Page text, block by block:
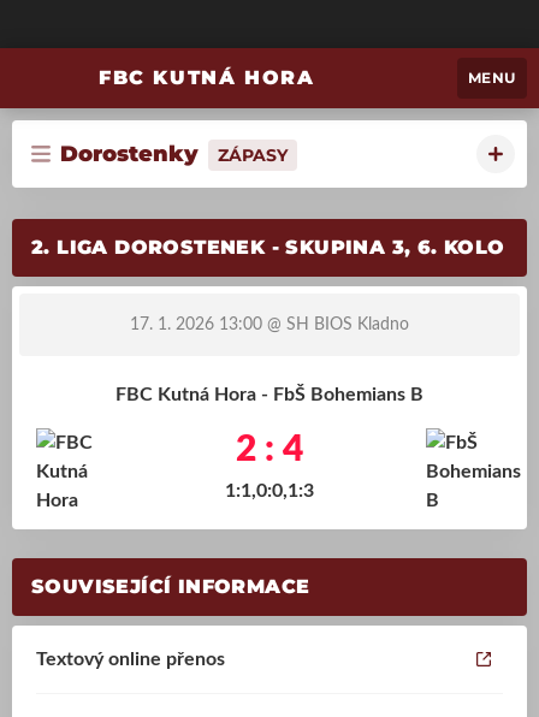
FBC KUTNÁ HORA MENU
Dorostenky ZÁPASY
2. LIGA DOROSTENEK - SKUPINA 3, 6. KOLO
17. 1. 2026 13:00 @ SH BIOS Kladno
FBC Kutná Hora - FbŠ Bohemians B
2 : 4
1:1,0:0,1:3
SOUVISEJÍCÍ INFORMACE
Textový online přenos